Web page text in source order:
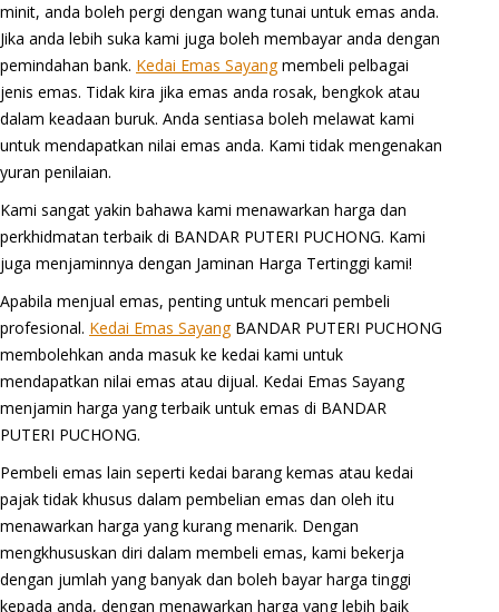
minit, anda boleh pergi dengan wang tunai untuk emas anda.
Jika anda lebih suka kami juga boleh membayar anda dengan
pemindahan bank. Kedai Emas Sayangmembeli pelbagai
jenis emas. Tidak kira jika emas anda rosak, bengkok atau
dalam keadaan buruk. Anda sentiasa boleh melawat kami
untuk mendapatkan nilai emas anda. Kami tidak mengenakan
yuran penilaian.
Kami sangat yakin bahawa kami menawarkan harga dan
perkhidmatan terbaik di BANDAR PUTERI PUCHONG. Kami
juga menjaminnya dengan Jaminan Harga Tertinggi kami!
Apabila menjual emas, penting untuk mencari pembeli
profesional. Kedai Emas SayangBANDAR PUTERI PUCHONG
membolehkan anda masuk ke kedai kami untuk
mendapatkan nilai emas atau dijual. Kedai Emas Sayang
menjamin harga yang terbaik untuk emas di BANDAR
PUTERI PUCHONG.
Pembeli emas lain seperti kedai barang kemas atau kedai
pajak tidak khusus dalam pembelian emas dan oleh itu
menawarkan harga yang kurang menarik. Dengan
mengkhususkan diri dalam membeli emas, kami bekerja
dengan jumlah yang banyak dan boleh bayar harga tinggi
kepada anda, dengan menawarkan harga yang lebih baik